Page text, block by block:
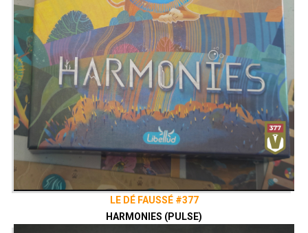
LE DÉ FAUSSÉ #377
HARMONIES (PULSE)